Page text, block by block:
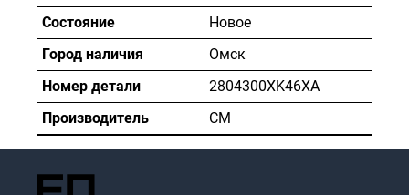
Состояние
Новое
Город наличия
Омск
Номер детали
2804300XK46XA
Производитель
CM